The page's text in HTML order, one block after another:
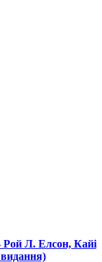
Рой Л. Елсон, Кайі